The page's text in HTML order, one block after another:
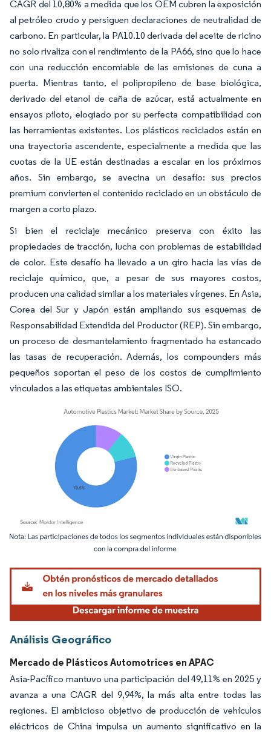
CAGR del 10,80% a medida que los OEM cubren la exposición
al petróleo crudo y persiguen declaraciones de neutralidad de
carbono. En particular, la PA10.10 derivada del aceite de ricino
no solo rivaliza con el rendimiento de la PA66, sino que lo hace
con una reducción encomiable de las emisiones de cuna a
puerta. Mientras tanto, el polipropileno de base biológica,
derivado del etanol de caña de azúcar, está actualmente en
ensayos piloto, elogiado por su perfecta compatibilidad con
las herramientas existentes. Los plásticos reciclados están en
una trayectoria ascendente, especialmente a medida que las
cuotas de la UE están destinadas a escalar en los próximos
años. Sin embargo, se avecina un desafío: sus precios
premium convierten el contenido reciclado en un obstáculo de
margen a corto plazo.
Si bien el reciclaje mecánico preserva con éxito las
propiedades de tracción, lucha con problemas de estabilidad
de color. Este desafío ha llevado a un giro hacia las vías de
reciclaje químico, que, a pesar de sus mayores costos,
producen una calidad similar a los materiales vírgenes. En Asia,
Corea del Sur y Japón están ampliando sus esquemas de
Responsabilidad Extendida del Productor (REP). Sin embargo,
un proceso de desmantelamiento fragmentado ha estancado
las tasas de recuperación. Además, los compounders más
pequeños soportan el peso de los costos de cumplimiento
vinculados a las etiquetas ambientales ISO.
Imagen © Mordor Intelligence. El uso requiere atribución según CC BY 4.0.
Análisis Geográfico
Mercado de Plásticos Automotrices en APAC
Asia-Pacífico mantuvo una participación del 49,11% en 2025 y
avanza a una CAGR del 9,94%, la más alta entre todas las
regiones. El ambicioso objetivo de producción de vehículos
eléctricos de China impulsa un aumento significativo en la